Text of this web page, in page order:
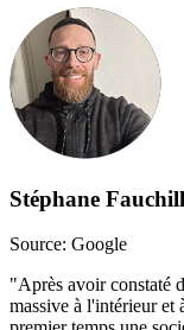
Stéphane
Source: Google
"Après avoir constaté
massive à l'intérieur et